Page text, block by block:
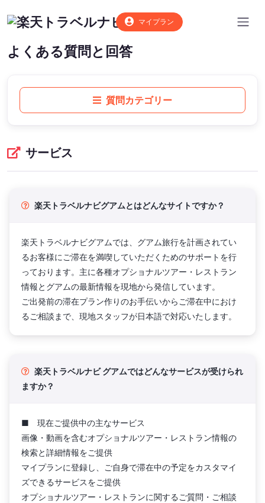
マイプラン
よくある質問と回答
質問カテゴリー
サービス
楽天トラベルナビグアムとはどんなサイトですか？
楽天トラベルナビグアムでは、グアム旅行を計画されてい
るお客様にご滞在を満喫していただくためのサポートを行
っております。主に各種オプショナルツアー・レストラン
情報とグアムの最新情報を現地から発信しています。
ご出発前の滞在プラン作りのお手伝いからご滞在中におけ
るご相談まで、現地スタッフが日本語で対応いたします。
楽天トラベルナビ グアムではどんなサービスが受けられ
ますか？
■ 現在ご提供中の主なサービス
画像・動画を含むオプショナルツアー・レストラン情報の
検索と詳細情報をご提供
マイプランに登録し、ご自身で滞在中の予定をカスタマイ
ズできるサービスをご提供
オプショナルツアー・レストランに関するご質問・ご相談